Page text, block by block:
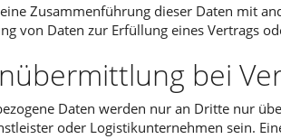
Zusammenführung dieser Daten mit
von Daten zur Erfüllung eines Vertrags
bei
Daten werden nur an Dritte nur
oder Logistikunternehmen sein.